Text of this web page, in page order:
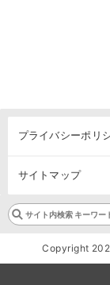
プライバシーポリ
サイトマップ
Copyright